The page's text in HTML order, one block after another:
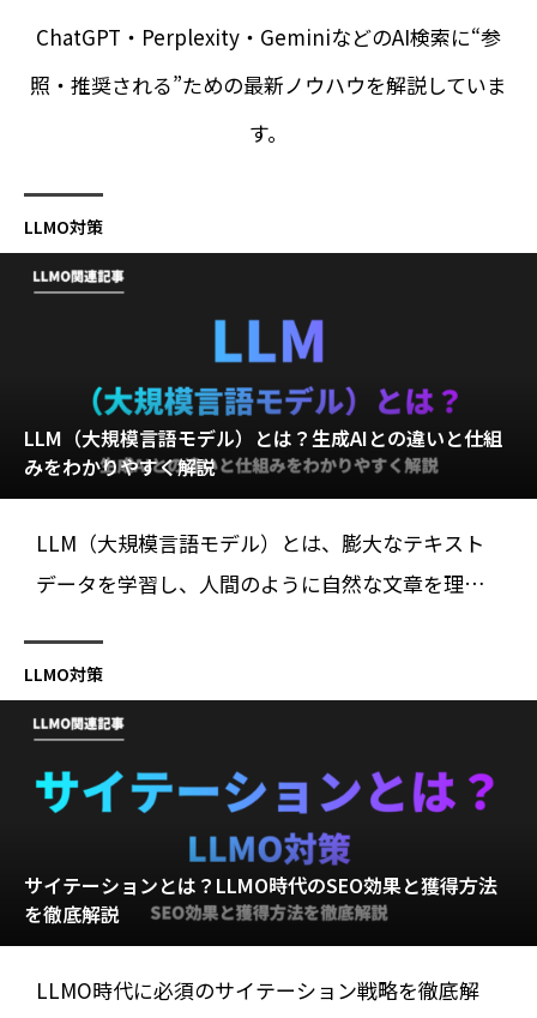
ChatGPT・Perplexity・GeminiなどのAI検索に“参
照・推奨される”ための最新ノウハウを解説していま
す。
LLMO対策
LLM（大規模言語モデル）とは？生成AIとの違いと仕組
みをわかりやすく解説
LLM（大規模言語モデル）とは、膨大なテキスト
データを学習し、人間のように自然な文章を理
支える仕組みから、生成AIとの違い、ビジネス活
用事例、課題まで初心者にもわかりやすく解説し
ます。
LLMO対策
サイテーションとは？LLMO時代のSEO効果と獲得方法
を徹底解説
LLMO時代に必須のサイテーション戦略を徹底解